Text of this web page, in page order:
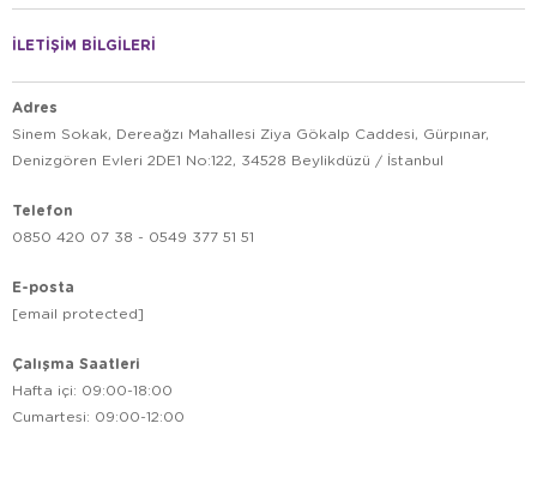
İLETİŞİM BİLGİLERİ
Adres
Sinem Sokak, Dereağzı Mahallesi Ziya Gökalp Caddesi, Gürpınar,
Denizgören Evleri 2DE1 No:122, 34528 Beylikdüzü / İstanbul
Telefon
0850 420 07 38 - 0549 377 51 51
E-posta
[email protected]
Çalışma Saatleri
Hafta içi: 09:00-18:00
Cumartesi: 09:00-12:00